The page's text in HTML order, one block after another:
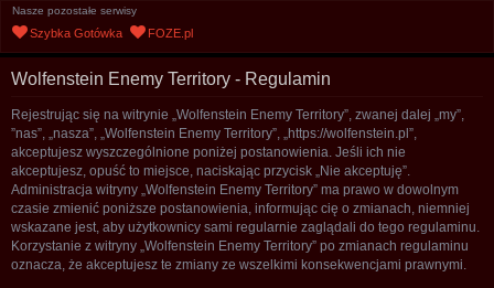
Nasze pozostałe serwisy
Szybka Gotówka FOZE.pl
Wolfenstein Enemy Territory - Regulamin
Rejestrując się na witrynie „Wolfenstein Enemy Territory”, zwanej dalej „my”,
”nas”, „nasza”, „Wolfenstein Enemy Territory”, „https://wolfenstein.pl”,
akceptujesz wyszczególnione poniżej postanowienia. Jeśli ich nie
akceptujesz, opuść to miejsce, naciskając przycisk „Nie akceptuję”.
Administracja witryny „Wolfenstein Enemy Territory” ma prawo w dowolnym
czasie zmienić poniższe postanowienia, informując cię o zmianach, niemniej
wskazane jest, aby użytkownicy sami regularnie zaglądali do tego regulaminu.
Korzystanie z witryny „Wolfenstein Enemy Territory” po zmianach regulaminu
oznacza, że akceptujesz te zmiany ze wszelkimi konsekwencjami prawnymi.